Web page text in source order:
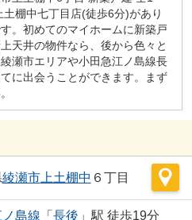
棚中七丁目店(徒歩6分)があり
。初めてのマイホームに新築戸
天井の物件なら、後から色々と
瀬市エリアや小田急江ノ島線長
に出会うことができます。まず
綾瀬市上土棚中 ６丁目
島線 「 長後 」駅 徒歩19分